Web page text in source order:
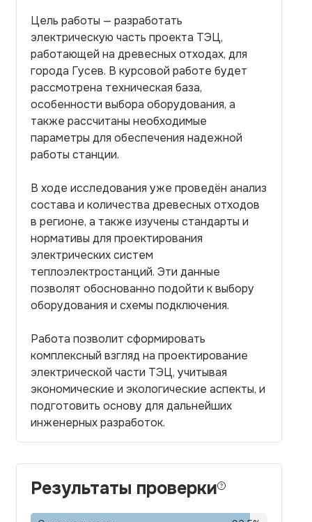
Цель работы — разработать
электрическую часть проекта ТЭЦ,
работающей на древесных отходах, для
города Гусев. В курсовой работе будет
рассмотрена техническая база,
особенности выбора оборудования, а
также рассчитаны необходимые
параметры для обеспечения надежной
работы станции.
В ходе исследования уже проведён анализ
состава и количества древесных отходов
в регионе, а также изучены стандарты и
нормативы для проектирования
электрических систем
теплоэлектростанций. Эти данные
позволят обоснованно подойти к выбору
оборудования и схемы подключения.
Работа позволит сформировать
комплексный взгляд на проектирование
электрической части ТЭЦ, учитывая
экономические и экологические аспекты, и
подготовить основу для дальнейших
инженерных разработок.
Результаты проверки